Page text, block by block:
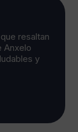
resaltan
Anxelo
y